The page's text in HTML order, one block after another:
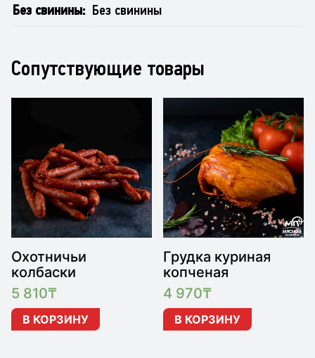
Без свинины
Без свинины
Сопутствующие товары
Охотничьи
колбаски
5 810₸
В КОРЗИНУ
Грудка куриная
копченая
4 970₸
В КОРЗИНУ